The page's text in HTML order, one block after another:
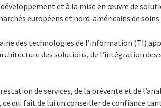
développement et à la mise en œuvre de
européens et nord-américains de soins
des technologies de l’information (TI)
des solutions, de l’intégration
de services, de la prévente et de
qui fait de lui un conseiller de confiance